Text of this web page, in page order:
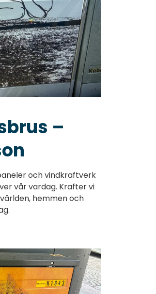
–
och vindkraftverk
vår vardag. Krafter vi
hemmen och